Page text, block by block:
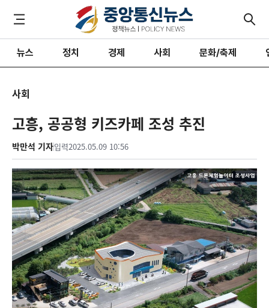
뉴스 정치 경제 사회 문화/축제
사회
고흥, 공공형 키즈카페 조성 추진
박만석 기자입력2025.05.09 10:56